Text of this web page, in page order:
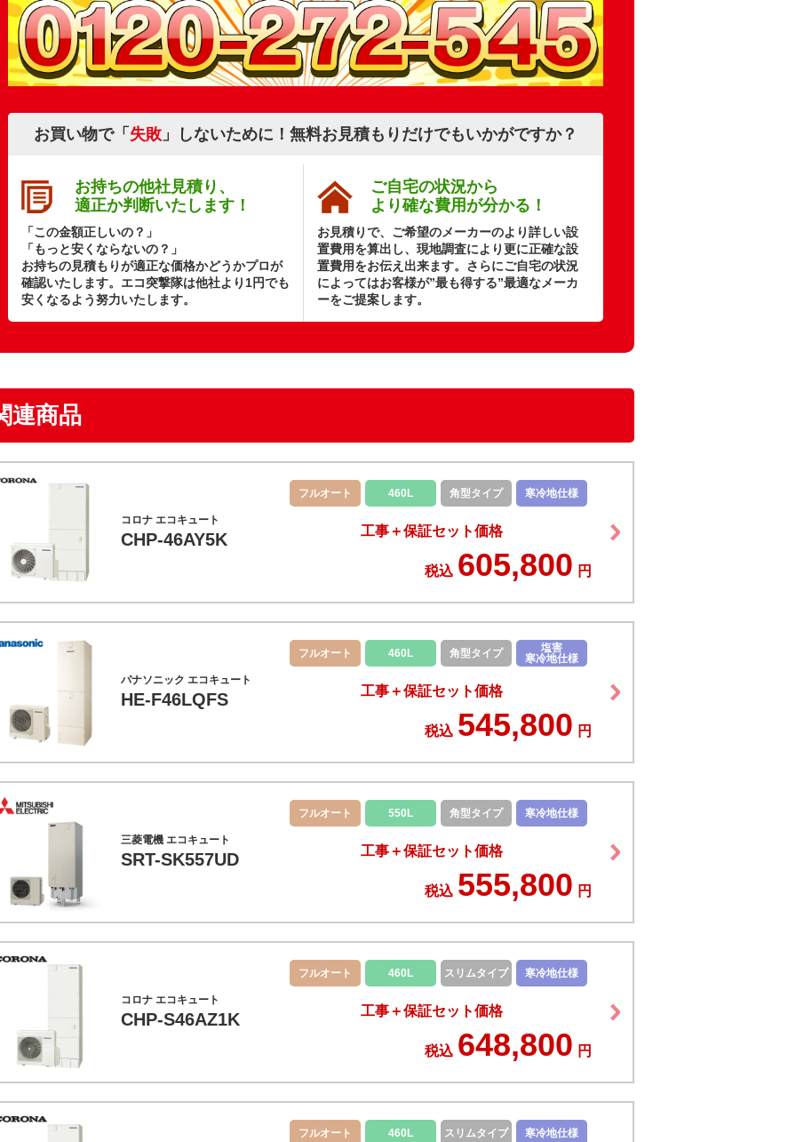
お買い物で「 失敗 」しないために！無料お見積もりだけでもいかがですか？
お持ちの他社見積り、
適正か判断いたします！
「この金額正しいの？」
「もっと安くならないの？」
お持ちの見積もりが適正な価格かどうかプロが
確認いたします。エコ突撃隊は他社より1円でも
安くなるよう努力いたします。
ご自宅の状況から
より確な費用が分かる！
お見積りで、ご希望のメーカーのより詳しい設
置費用を算出し、現地調査により更に正確な設
置費用をお伝え出来ます。さらにご自宅の状況
によってはお客様が”最も得する”最適なメーカ
ーをご提案します。
連商品
コロナ エコキュート
CHP-46AY5K
フルオート 460L 角型タイプ 寒冷地仕様
工事＋保証セット価格
税込 605,800 円
パナソニック エコキュート
HE-F46LQFS
フルオート 460L 角型タイプ
塩害
寒冷地仕様
工事＋保証セット価格
税込 545,800 円
三菱電機 エコキュート
SRT-SK557UD
フルオート 550L 角型タイプ 寒冷地仕様
工事＋保証セット価格
税込 555,800 円
コロナ エコキュート
CHP-S46AZ1K
フルオート 460L スリムタイプ 寒冷地仕様
工事＋保証セット価格
税込 648,800 円
フルオート 460L スリムタイプ 寒冷地仕様